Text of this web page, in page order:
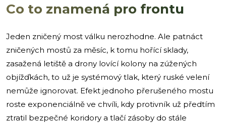
Co to znamená pro frontu
Jeden zničený most válku nerozhodne. Ale patnáct
zničených mostů za měsíc, k tomu hořící sklady,
zasažená letiště a drony lovící kolony na zúžených
objížďkách, to už je systémový tlak, který ruské velení
nemůže ignorovat. Efekt jednoho přerušeného mostu
roste exponenciálně ve chvíli, kdy protivník už předtím
ztratil bezpečné koridory a tlačí zásoby do stále